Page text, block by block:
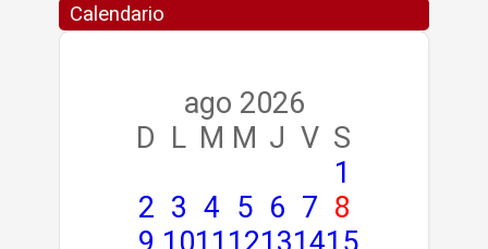
Calendario
ago 2026
D
L M M J V S
1
2 3 4 5 6 7 8